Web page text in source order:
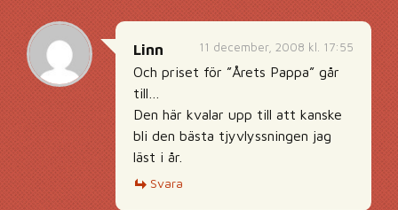
11 december, 2008 kl. 17:55
Linn
Och priset för ”Årets Pappa” går
till…
Den här kvalar upp till att kanske
bli den bästa tjyvlyssningen jag
läst i år.
Svara